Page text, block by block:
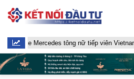
Mercedes tông nữ tiếp viên Vietnam Airlines